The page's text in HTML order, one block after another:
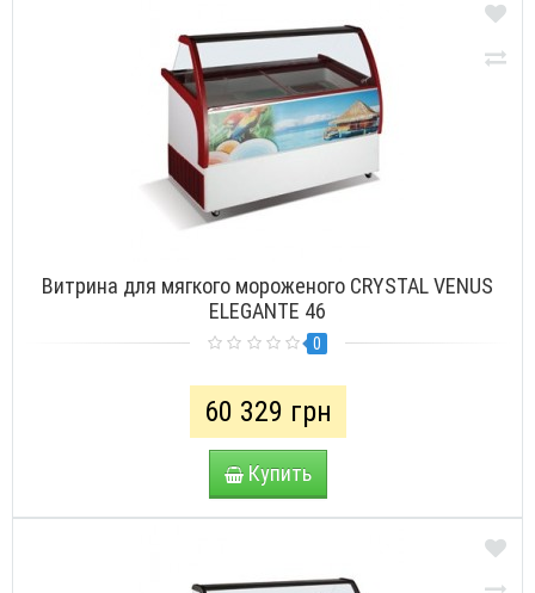
Витрина для мягкого мороженого CRYSTAL VENUS
ELEGANTE 46
0
60 329 грн
Купить